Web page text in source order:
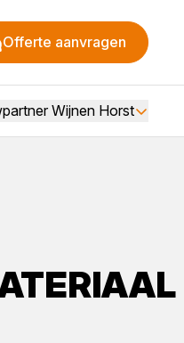
Offerte aanvragen
Wijnen Horst